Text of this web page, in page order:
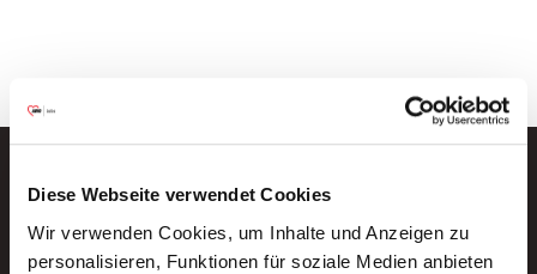
Diese Webseite verwendet Cookies
Wir verwenden Cookies, um Inhalte und Anzeigen zu
personalisieren, Funktionen für soziale Medien anbieten
Neue Stellen per E-Mail.